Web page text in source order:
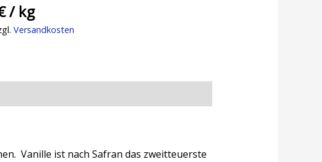
/ kg
Versandkosten
Vanille ist nach Safran das zweitteuerste